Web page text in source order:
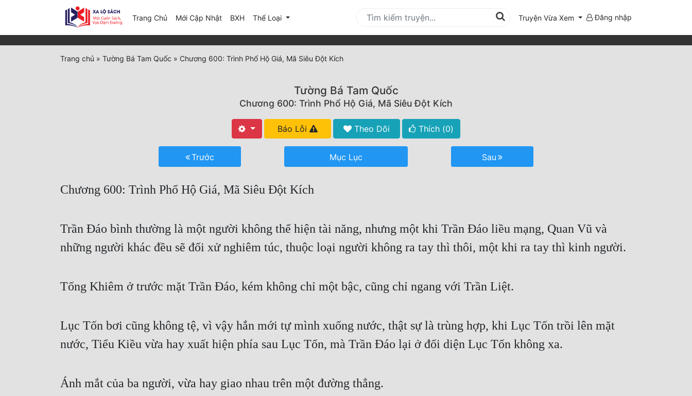
Trang Chủ Mới Cập Nhật(current)
BXH Thể Loại Truyện Vừa Xem Đăng nhập
Trang chủ » Tường Bá Tam Quốc » Chương 600: Trình Phổ Hộ Giá, Mã Siêu Đột Kích
Tường Bá Tam Quốc
Chương 600: Trình Phổ Hộ Giá, Mã Siêu Đột Kích
Báo Lỗi Theo Dõi Thích (0)
Trước Mục Lục Sau
Chương 600: Trình Phổ Hộ Giá, Mã Siêu Đột Kích
Trần Đáo bình thường là một người không thể hiện tài năng, nhưng một khi Trần Đáo liều mạng, Quan Vũ và
những người khác đều sẽ đối xử nghiêm túc, thuộc loại người không ra tay thì thôi, một khi ra tay thì kinh người.
Tống Khiêm ở trước mặt Trần Đáo, kém không chỉ một bậc, cũng chỉ ngang với Trần Liệt.
Lục Tốn bơi cũng không tệ, vì vậy hắn mới tự mình xuống nước, thật sự là trùng hợp, khi Lục Tốn trồi lên mặt
nước, Tiểu Kiều vừa hay xuất hiện phía sau Lục Tốn, mà Trần Đáo lại ở đối diện Lục Tốn không xa.
Ánh mắt của ba người, vừa hay giao nhau trên một đường thẳng.